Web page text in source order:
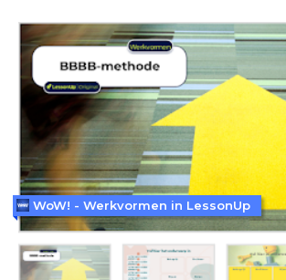
WoW! - Werkvormen in LessonUp